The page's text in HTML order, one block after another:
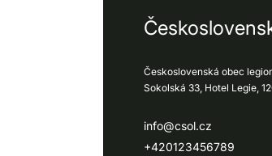
Československá obec
Sokolská 33, Hotel Legie,
info@csol.cz
+420123456789